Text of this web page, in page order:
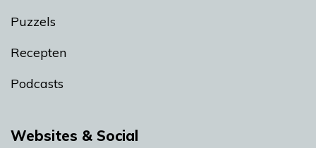
Puzzels
Recepten
Podcasts
Websites & Social